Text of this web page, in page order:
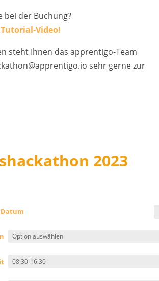
bei der Buchung?
Video!
steht Ihnen das apprentigo-Team
sehr gerne zur
2023
Datum